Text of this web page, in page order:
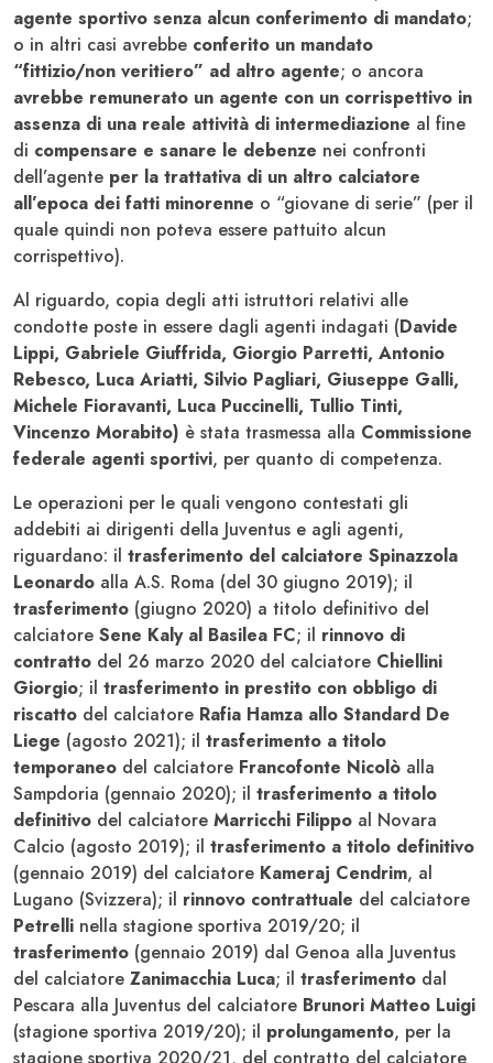
agente sportivo senza alcun conferimento di mandato;
o in altri casi avrebbe conferito un mandato
“fittizio/non veritiero” ad altro agente; o ancora
avrebbe remunerato un agente con un corrispettivo in
assenza di una reale attività di intermediazione al fine
di compensare e sanare le debenze nei confronti
dell’agente per la trattativa di un altro calciatore
all’epoca dei fatti minorenne o “giovane di serie” (per il
quale quindi non poteva essere pattuito alcun
corrispettivo).
Al riguardo, copia degli atti istruttori relativi alle
condotte poste in essere dagli agenti indagati (Davide
Lippi, Gabriele Giuffrida, Giorgio Parretti, Antonio
Rebesco, Luca Ariatti, Silvio Pagliari, Giuseppe Galli,
Michele Fioravanti, Luca Puccinelli, Tullio Tinti,
Vincenzo Morabito) è stata trasmessa alla Commissione
federale agenti sportivi, per quanto di competenza.
Le operazioni per le quali vengono contestati gli
addebiti ai dirigenti della Juventus e agli agenti,
riguardano: il trasferimento del calciatore Spinazzola
Leonardo alla A.S. Roma (del 30 giugno 2019); il
trasferimento (giugno 2020) a titolo definitivo del
calciatore Sene Kaly al Basilea FC; il rinnovo di
contratto del 26 marzo 2020 del calciatore Chiellini
Giorgio; il trasferimento in prestito con obbligo di
riscatto del calciatore Rafia Hamza allo Standard De
Liege (agosto 2021); il trasferimento a titolo
temporaneo del calciatore Francofonte Nicolò alla
Sampdoria (gennaio 2020); il trasferimento a titolo
definitivo del calciatore Marricchi Filippo al Novara
Calcio (agosto 2019); il trasferimento a titolo definitivo
(gennaio 2019) del calciatore Kameraj Cendrim, al
Lugano (Svizzera); il rinnovo contrattuale del calciatore
Petrelli nella stagione sportiva 2019/20; il
trasferimento (gennaio 2019) dal Genoa alla Juventus
del calciatore Zanimacchia Luca; il trasferimento dal
Pescara alla Juventus del calciatore Brunori Matteo Luigi
(stagione sportiva 2019/20); il prolungamento, per la
stagione sportiva 2020/21, del contratto del calciatore